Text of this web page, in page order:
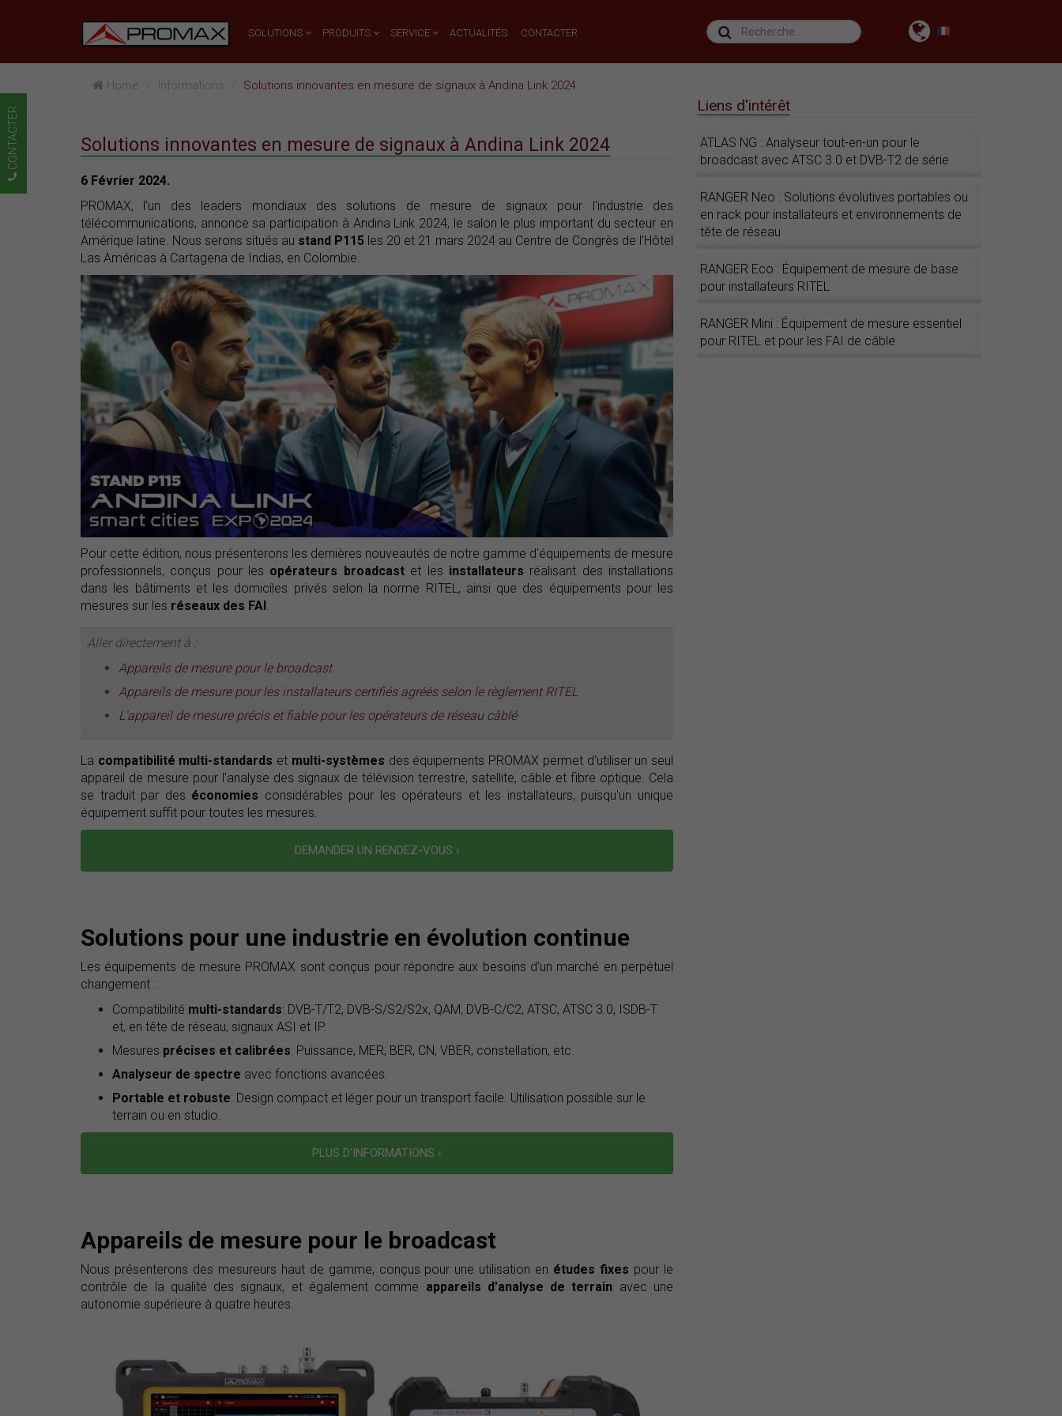
SOLUTIONS PRODUITS SERVICE ACTUALITÉS CONTACTER
Home Informations Solutions innovantes en mesure de signaux à Andina Link 2024
Solutions innovantes en mesure de signaux à Andina Link 2024
6 Février 2024.
PROMAX, l'un des leaders mondiaux des solutions de mesure de signaux pour l'industrie des
télécommunications, annonce sa participation à Andina Link 2024, le salon le plus important du secteur en
Amérique latine. Nous serons situés au stand P115 les 20 et 21 mars 2024 au Centre de Congrès de l'Hôtel
Las Américas à Cartagena de Indias, en Colombie.
Pour cette édition, nous présenterons les dernières nouveautés de notre gamme d'équipements de mesure
professionnels, conçus pour les opérateurs broadcastet les installateurs réalisant des installations
dans les bâtiments et les domiciles privés selon la norme RITEL, ainsi que des équipements pour les
mesures sur les réseaux des FAI
Aller directement à :
Appareils de mesure pour le broadcast
Appareils de mesure pour les installateurs certifiés agréés selon le règlement RITEL
L'appareil de mesure précis et fiable pour les opérateurs de réseau câblé
La compatibilité multi-standards et multi-systèmes des équipements PROMAX permet d'utiliser un seul
appareil de mesure pour l'analyse des signaux de télévision terrestre, satellite, câble et fibre optique. Cela
se traduit par des économies considérables pour les opérateurs et les installateurs, puisqu'un unique
équipement suffit pour toutes les mesures.
DEMANDER UN RENDEZ-VOUS ›
Solutions pour une industrie en évolution continue
Les équipements de mesure PROMAX sont conçus pour répondre aux besoins d'un marché en perpétuel
changement :
Compatibilité multi-standards: DVB-T/T2, DVB-S/S2/S2x, QAM, DVB-C/C2, ATSC, ATSC 3.0, ISDB-T
et, en tête de réseau, signaux ASI et IP.
Mesures précises et calibrées: Puissance, MER, BER, CN, VBER, constellation, etc.
Analyseur de spectre avec fonctions avancées.
Portable et robuste: Design compact et léger pour un transport facile. Utilisation possible sur le
terrain ou en studio.
PLUS D'INFORMATIONS ›
Appareils de mesure pour le broadcast
Nous présenterons des mesureurs haut de gamme, conçus pour une utilisation en études fixes pour le
contrôle de la qualité des signaux, et également comme appareils d'analyse de terrain avec une
autonomie supérieure à quatre heures.
Liens d'intérêt
ATLAS NG : Analyseur tout-en-un pour le
broadcast avec ATSC 3.0 et DVB-T2 de série
RANGER Neo : Solutions évolutives portables ou
en rack pour installateurs et environnements de
tête de réseau
RANGER Eco : Équipement de mesure de base
pour installateurs RITEL
RANGER Mini : Équipement de mesure essentiel
pour RITEL et pour les FAI de câble
CONTACTER